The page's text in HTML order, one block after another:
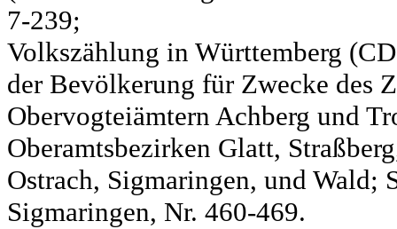
7-239;
Volkszählung in Württemberg
der Bevölkerung für Zwecke des
Obervogteiämtern Achberg und
Oberamtsbezirken Glatt,
Ostrach, Sigmaringen, und Wald;
Sigmaringen, Nr. 460-469.